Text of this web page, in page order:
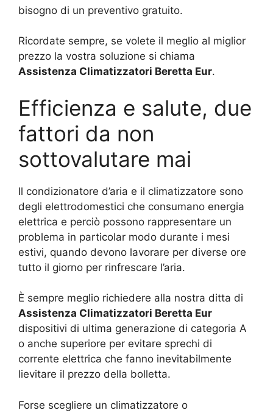
bisogno di un preventivo gratuito.
Ricordate sempre, se volete il meglio al miglior
prezzo la vostra soluzione si chiama
Assistenza Climatizzatori Beretta Eur.
Efficienza e salute, due
fattori da non
sottovalutare mai
Il condizionatore d’aria e il climatizzatore sono
degli elettrodomestici che consumano energia
elettrica e perciò possono rappresentare un
problema in particolar modo durante i mesi
estivi, quando devono lavorare per diverse ore
tutto il giorno per rinfrescare l’aria.
È sempre meglio richiedere alla nostra ditta di
Assistenza Climatizzatori Beretta Eur
dispositivi di ultima generazione di categoria A
o anche superiore per evitare sprechi di
corrente elettrica che fanno inevitabilmente
lievitare il prezzo della bolletta.
Forse scegliere un climatizzatore o